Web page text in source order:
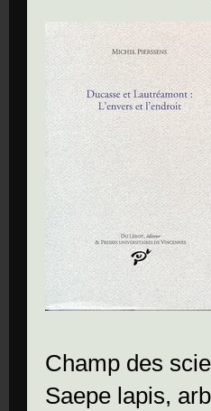
Champ des
Saepe lapis,